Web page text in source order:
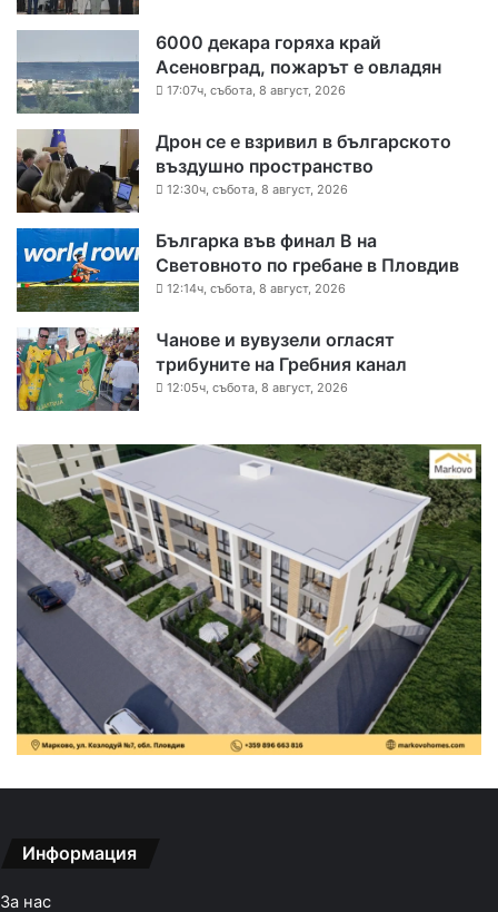
6000 декара горяха край
Асеновград, пожарът е овладян
17:07ч, събота, 8 август, 2026
Дрон се е взривил в българското
въздушно пространство
12:30ч, събота, 8 август, 2026
Българка във финал B на
Световното по гребане в Пловдив
12:14ч, събота, 8 август, 2026
Чанове и вувузели огласят
трибуните на Гребния канал
12:05ч, събота, 8 август, 2026
Информация
За нас